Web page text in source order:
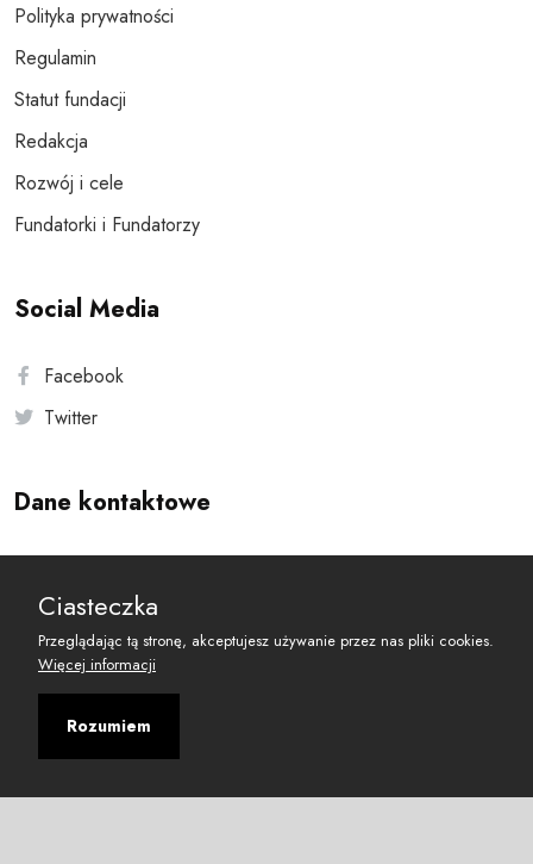
Polityka prywatności
Regulamin
Statut fundacji
Redakcja
Rozwój i cele
Fundatorki i Fundatorzy
Social Media
Facebook
Twitter
Dane kontaktowe
reset@resetobywatelski.pl
Ciasteczka
Przeglądając tą stronę, akceptujesz używanie przez nas pliki cookies.
Więcej informacji
Rozumiem